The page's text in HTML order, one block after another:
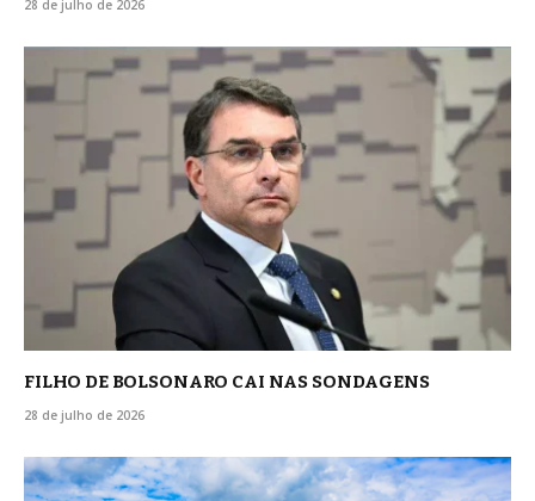
28 de julho de 2026
FILHO DE BOLSONARO CAI NAS SONDAGENS
28 de julho de 2026